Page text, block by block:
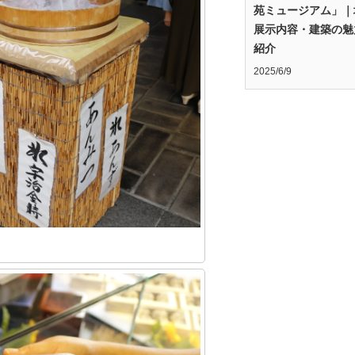
苑ミュージアム」｜
展示内容・建築の
紹介
2025/6/9